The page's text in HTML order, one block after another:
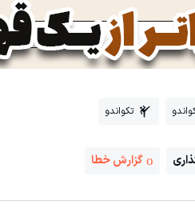
تکواندو
گزارش خطا